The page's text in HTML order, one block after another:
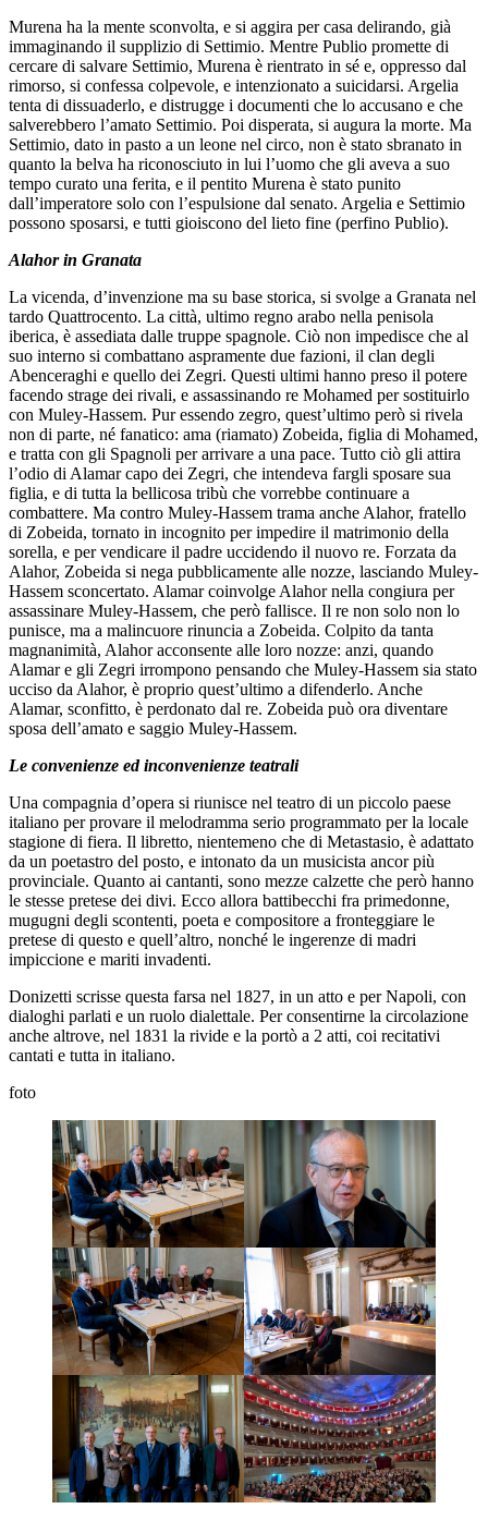
Murena ha la mente sconvolta, e si aggira per casa delirando, già
immaginando il supplizio di Settimio. Mentre Publio promette di
cercare di salvare Settimio, Murena è rientrato in sé e, oppresso dal
rimorso, si confessa colpevole, e intenzionato a suicidarsi. Argelia
tenta di dissuaderlo, e distrugge i documenti che lo accusano e che
salverebbero l’amato Settimio. Poi disperata, si augura la morte. Ma
Settimio, dato in pasto a un leone nel circo, non è stato sbranato in
quanto la belva ha riconosciuto in lui l’uomo che gli aveva a suo
tempo curato una ferita, e il pentito Murena è stato punito
dall’imperatore solo con l’espulsione dal senato. Argelia e Settimio
possono sposarsi, e tutti gioiscono del lieto fine (perfino Publio).
Alahor in Granata
La vicenda, d’invenzione ma su base storica, si svolge a Granata nel
tardo Quattrocento. La città, ultimo regno arabo nella penisola
iberica, è assediata dalle truppe spagnole. Ciò non impedisce che al
suo interno si combattano aspramente due fazioni, il clan degli
Abenceraghi e quello dei Zegri. Questi ultimi hanno preso il potere
facendo strage dei rivali, e assassinando re Mohamed per sostituirlo
con Muley-Hassem. Pur essendo zegro, quest’ultimo però si rivela
non di parte, né fanatico: ama (riamato) Zobeida, figlia di Mohamed,
e tratta con gli Spagnoli per arrivare a una pace. Tutto ciò gli attira
l’odio di Alamar capo dei Zegri, che intendeva fargli sposare sua
figlia, e di tutta la bellicosa tribù che vorrebbe continuare a
combattere. Ma contro Muley-Hassem trama anche Alahor, fratello
di Zobeida, tornato in incognito per impedire il matrimonio della
sorella, e per vendicare il padre uccidendo il nuovo re. Forzata da
Alahor, Zobeida si nega pubblicamente alle nozze, lasciando Muley-
Hassem sconcertato. Alamar coinvolge Alahor nella congiura per
assassinare Muley-Hassem, che però fallisce. Il re non solo non lo
punisce, ma a malincuore rinuncia a Zobeida. Colpito da tanta
magnanimità, Alahor acconsente alle loro nozze: anzi, quando
Alamar e gli Zegri irrompono pensando che Muley-Hassem sia stato
ucciso da Alahor, è proprio quest’ultimo a difenderlo. Anche
Alamar, sconfitto, è perdonato dal re. Zobeida può ora diventare
sposa dell’amato e saggio Muley-Hassem.
Le convenienze ed inconvenienze teatrali
Una compagnia d’opera si riunisce nel teatro di un piccolo paese
italiano per provare il melodramma serio programmato per la locale
stagione di fiera. Il libretto, nientemeno che di Metastasio, è adattato
da un poetastro del posto, e intonato da un musicista ancor più
provinciale. Quanto ai cantanti, sono mezze calzette che però hanno
le stesse pretese dei divi. Ecco allora battibecchi fra primedonne,
mugugni degli scontenti, poeta e compositore a fronteggiare le
pretese di questo e quell’altro, nonché le ingerenze di madri
impiccione e mariti invadenti.
Donizetti scrisse questa farsa nel 1827, in un atto e per Napoli, con
dialoghi parlati e un ruolo dialettale. Per consentirne la circolazione
anche altrove, nel 1831 la rivide e la portò a 2 atti, coi recitativi
cantati e tutta in italiano.
foto